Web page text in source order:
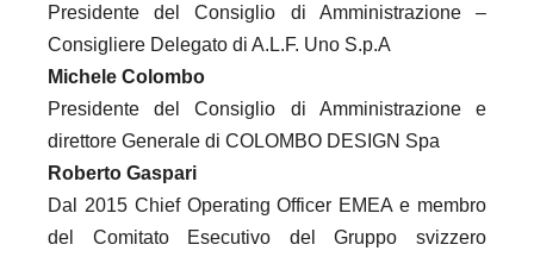
Presidente del Consiglio di Amministrazione –
Consigliere Delegato di A.L.F. Uno S.p.A
Michele Colombo
Presidente del Consiglio di Amministrazione e
direttore Generale di COLOMBO DESIGN Spa
Roberto Gaspari
Dal 2015 Chief Operating Officer EMEA e membro
del Comitato Esecutivo del Gruppo svizzero